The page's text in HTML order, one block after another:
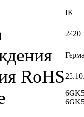
IK
2420
RoHS